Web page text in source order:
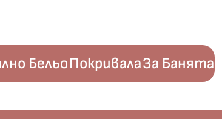
БельоПокривалаЗа Банята